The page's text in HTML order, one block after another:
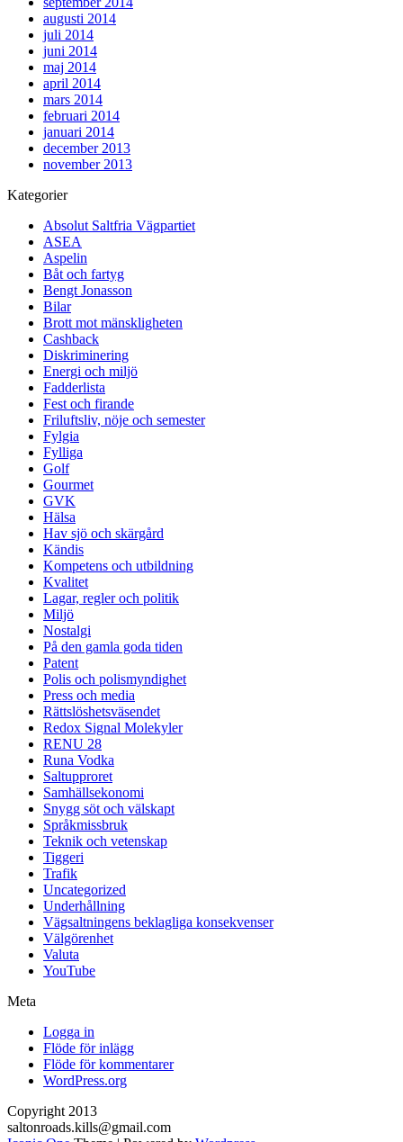
augusti 2014
juli 2014
juni 2014
maj 2014
april 2014
mars 2014
februari 2014
januari 2014
december 2013
november 2013
Kategorier
Absolut Saltfria Vägpartiet
ASEA
Aspelin
Båt och fartyg
Bengt Jonasson
Bilar
Brott mot mänskligheten
Cashback
Diskriminering
Energi och miljö
Fadderlista
Fest och firande
Friluftsliv, nöje och semester
Fylgia
Fylliga
Golf
Gourmet
GVK
Hälsa
Hav sjö och skärgård
Kändis
Kompetens och utbildning
Kvalitet
Lagar, regler och politik
Miljö
Nostalgi
På den gamla goda tiden
Patent
Polis och polismyndighet
Press och media
Rättslöshetsväsendet
Redox Signal Molekyler
RENU 28
Runa Vodka
Saltupproret
Samhällsekonomi
Snygg söt och välskapt
Språkmissbruk
Teknik och vetenskap
Tiggeri
Trafik
Uncategorized
Underhållning
Vägsaltningens beklagliga konsekvenser
Välgörenhet
Valuta
YouTube
Meta
Logga in
Flöde för inlägg
Flöde för kommentarer
WordPress.org
Copyright 2013
saltonroads.kills@gmail.com